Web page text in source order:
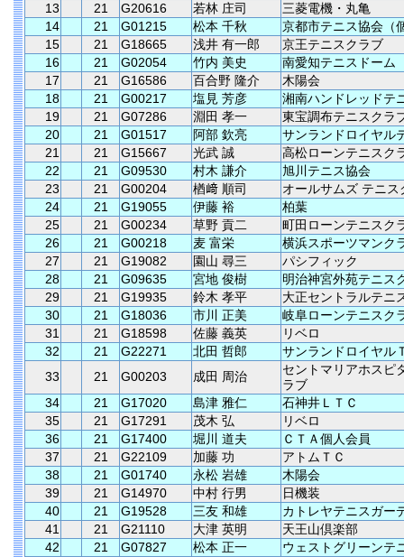
13
21 G20616 若林 庄司
三菱電機・丸亀
14
21 G01215 松本 千秋
京都市テニス協会（
15
21 G18665 浅井 有一郎
京王テニスクラブ
16
21 G02054 竹内 美史
南愛知テニスドーム
17
21 G16586 百合野 隆介
木陽会
18
21 G00217 塩見 芳彦
湘南ハンドレッドテ
19
21 G07286 淵田 孝一
東宝調布テニスクラ
20
21 G01517 阿部 欽亮
サンランドロイヤル
21
21 G15667 光武 誠
高松ローンテニスク
22
21 G09530 村木 謙介
旭川テニス協会
23
21 G00204 楢﨑 順司
オールサムズ テニス
24
21 G19055 伊藤 裕
柏葉
25
21 G00234 草野 貢二
町田ローンテニスク
26
21 G00218 麦 富栄
横浜スポーツマンク
27
21 G19082 園山 尋三
パシフィック
28
21 G09635 宮地 俊樹
明治神宮外苑テニス
29
21 G19935 鈴木 孝平
大正セントラルテニ
30
21 G18036 市川 正美
岐阜ローンテニスク
31
21 G18598 佐藤 義英
リベロ
32
21 G22271 北田 哲郎
サンランドロイヤル
33
21 G00203 成田 周治
セントマリアホスピ
ラブ
34
21 G17020 島津 雅仁
石神井ＬＴＣ
35
21 G17291 茂木 弘
リベロ
36
21 G17400 堀川 道夫
ＣＴＡ個人会員
37
21 G22109 加藤 功
アトムＴＣ
38
21 G01740 永松 岩雄
木陽会
39
21 G14970 中村 行男
日機装
40
21 G19528 三友 和雄
カトレヤテニスガー
41
21 G21110 大津 英明
天王山倶楽部
42
21 G07827 松本 正一
ウェストグリーンテ